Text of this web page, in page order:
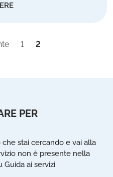
1 2
PER
che stai cercando e vai alla
non è presente nella
Guida ai servizi